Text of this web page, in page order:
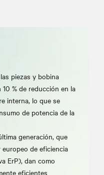
de la unidad combina
optimiza el impacto
iCOM™:el control
todo el sistema,
desarrollados
de suelo no elevado, lo que
del flujo de aire y
de trabajo.
piezas y bobina
% de reducción en la
interna, lo que se
de potencia de la
generación, que
de eficiencia
ErP), dan como
eficientes